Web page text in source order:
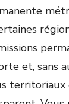
et, sans